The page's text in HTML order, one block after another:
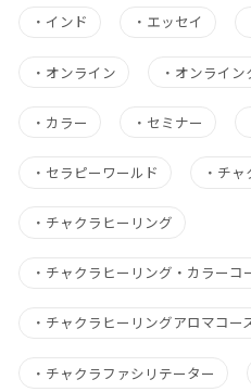
・ インド ・ エッセイ
・ オンライン ・ オンライン
・ カラー ・ セミナー
・ セラピーワールド ・ チャ
・ チャクラヒーリング
・ チャクラヒーリング・カラーコ
・ チャクラヒーリングアロマコー
・ チャクラファシリテーター